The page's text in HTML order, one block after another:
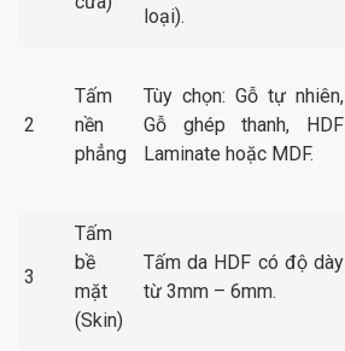
loại).
2
Tấm
nền
phẳng
Tùy chọn: Gỗ tự nhiên,
Gỗ ghép thanh, HDF
Laminate hoặc MDF.
3
Tấm
bề
mặt
(Skin)
Tấm da HDF có độ dày
từ 3mm – 6mm.